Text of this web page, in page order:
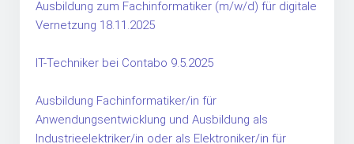
Ausbildung zum Fachinformatiker (m/w/d) für digitale
Vernetzung 18.11.2025
IT-Techniker bei Contabo 9.5.2025
Ausbildung Fachinformatiker/in für
Anwendungsentwicklung und Ausbildung als
Industrieelektriker/in oder als Elektroniker/in für